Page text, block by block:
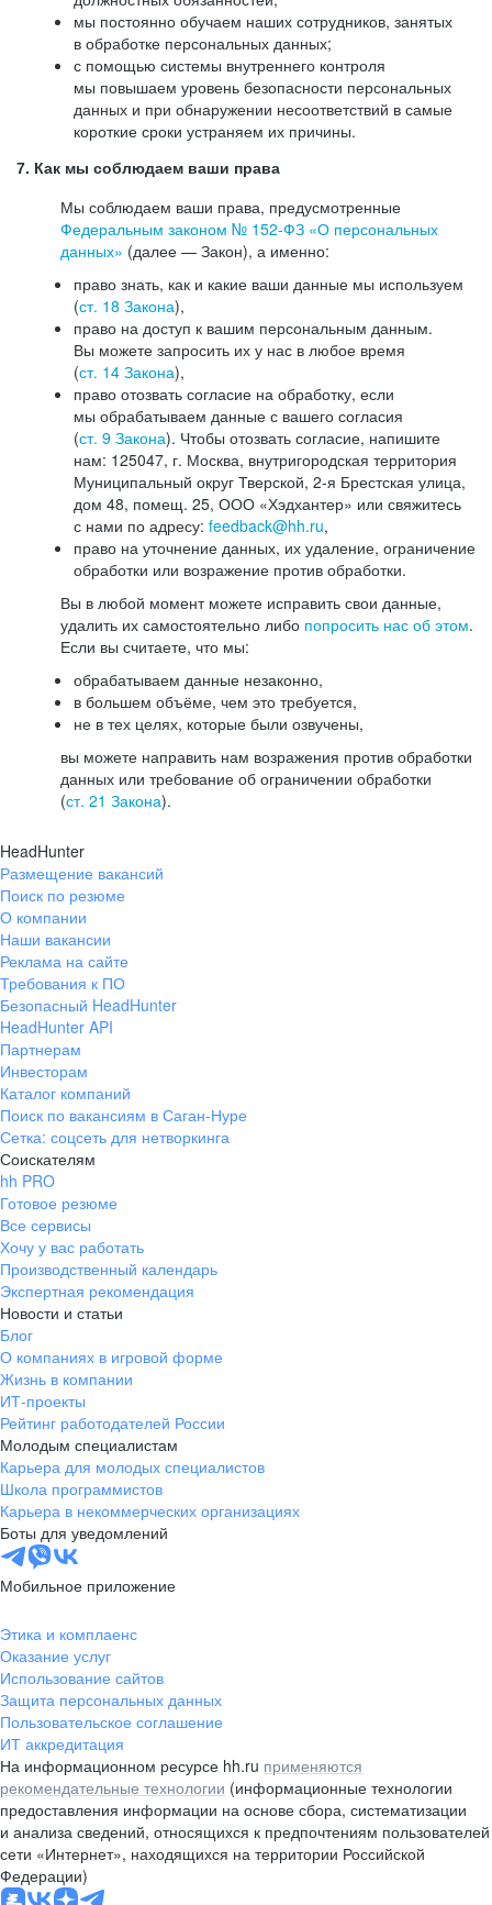
мы постоянно обучаем наших сотрудников, занятых
в обработке персональных данных;
с помощью системы внутреннего контроля
мы повышаем уровень безопасности персональных
данных и при обнаружении несоответствий в самые
короткие сроки устраняем их причины.
7. Как мы соблюдаем ваши права
Мы соблюдаем ваши права, предусмотренные
Федеральным законом № 152-ФЗ «О персональных
данных» (далее — Закон), а именно:
право знать, как и какие ваши данные мы используем
(ст. 18 Закона),
право на доступ к вашим персональным данным.
Вы можете запросить их у нас в любое время
(ст. 14 Закона),
право отозвать согласие на обработку, если
мы обрабатываем данные с вашего согласия
(ст. 9 Закона). Чтобы отозвать согласие, напишите
нам: 125047, г. Москва, внутригородская территория
Муниципальный округ Тверской, 2-я Брестская улица,
дом 48, помещ. 25, ООО «Хэдхантер» или свяжитесь
с нами по адресу: feedback@hh.ru,
право на уточнение данных, их удаление, ограничение
обработки или возражение против обработки.
Вы в любой момент можете исправить свои данные,
удалить их самостоятельно либо попросить нас об этом.
Если вы считаете, что мы:
обрабатываем данные незаконно,
в большем объёме, чем это требуется,
не в тех целях, которые были озвучены,
вы можете направить нам возражения против обработки
данных или требование об ограничении обработки
(ст. 21 Закона).
HeadHunter
Размещение вакансий
Поиск по резюме
О компании
Наши вакансии
Реклама на сайте
Требования к ПО
Безопасный HeadHunter
HeadHunter API
Партнерам
Инвесторам
Каталог компаний
Поиск по вакансиям в Саган-Нуре
Сетка: соцсеть для нетворкинга
Соискателям
hh PRO
Готовое резюме
Все сервисы
Хочу у вас работать
Производственный календарь
Экспертная рекомендация
Новости и статьи
Блог
О компаниях в игровой форме
Жизнь в компании
ИТ-проекты
Рейтинг работодателей России
Молодым специалистам
Карьера для молодых специалистов
Школа программистов
Карьера в некоммерческих организациях
Боты для уведомлений
Мобильное приложение
Этика и комплаенс
Оказание услуг
Использование сайтов
Защита персональных данных
Пользовательское соглашение
ИТ аккредитация
На информационном ресурсе hh.ru применяются
рекомендательные технологии (информационные технологии
предоставления информации на основе сбора, систематизации
и анализа сведений, относящихся к предпочтениям пользователей
сети «Интернет», находящихся на территории Российской
Федерации)